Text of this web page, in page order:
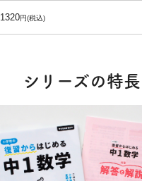
1320円(税込)
シリーズの特長